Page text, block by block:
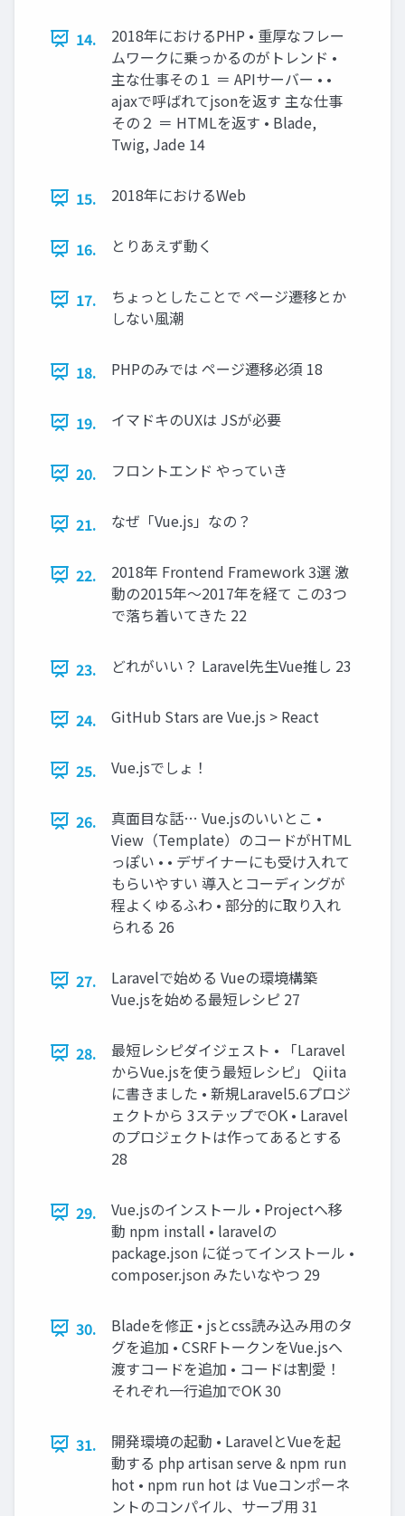
14.
2018年におけるPHP • 重厚なフレー
ムワークに乗っかるのがトレンド •
主な仕事その１ ＝ APIサーバー • •
ajaxで呼ばれてjsonを返す 主な仕事
その２ ＝ HTMLを返す • Blade,
Twig, Jade 14
15. 2018年におけるWeb
16. とりあえず動く
17.
ちょっとしたことで ページ遷移とか
しない風潮
18. PHPのみでは ページ遷移必須 18
19. イマドキのUXは JSが必要
20. フロントエンド やっていき
21. なぜ「Vue.js」なの？
22.
2018年 Frontend Framework 3選 激
動の2015年〜2017年を経て この3つ
で落ち着いてきた 22
23. どれがいい？ Laravel先生Vue推し 23
24. GitHub Stars are Vue.js > React
25. Vue.jsでしょ！
26.
真面目な話… Vue.jsのいいとこ •
View（Template）のコードがHTML
っぽい • • デザイナーにも受け入れて
もらいやすい 導入とコーディングが
程よくゆるふわ • 部分的に取り入れ
られる 26
27.
Laravelで始める Vueの環境構築
Vue.jsを始める最短レシピ 27
28.
最短レシピダイジェスト • 「Laravel
からVue.jsを使う最短レシピ」 Qiita
に書きました • 新規Laravel5.6プロジ
ェクトから 3ステップでOK • Laravel
のプロジェクトは作ってあるとする
28
29.
Vue.jsのインストール • Projectへ移
動 npm install • laravelの
package.json に従ってインストール •
composer.json みたいなやつ 29
30.
Bladeを修正 • jsとcss読み込み用のタ
グを追加 • CSRFトークンをVue.jsへ
渡すコードを追加 • コードは割愛！
それぞれ一行追加でOK 30
31.
開発環境の起動 • LaravelとVueを起
動する php artisan serve & npm run
hot • npm run hot は Vueコンポーネ
ントのコンパイル、サーブ用 31